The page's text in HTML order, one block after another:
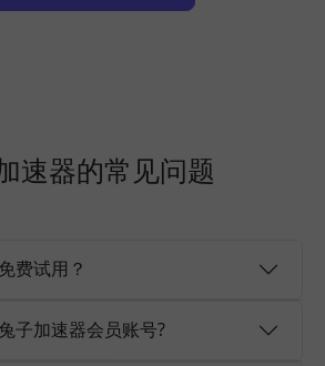
速器的常见问题
费试用？
子加速器会员账号?